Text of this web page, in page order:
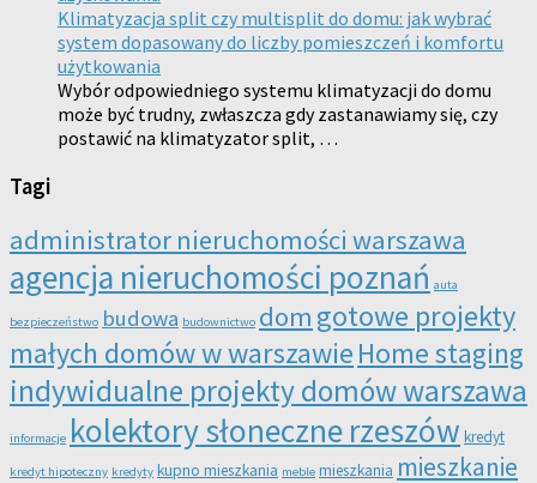
Klimatyzacja split czy multisplit do domu: jak wybrać
system dopasowany do liczby pomieszczeń i komfortu
użytkowania
Wybór odpowiedniego systemu klimatyzacji do domu
może być trudny, zwłaszcza gdy zastanawiamy się, czy
postawić na klimatyzator split, …
Tagi
administrator nieruchomości warszawa
agencja nieruchomości poznań auta
bezpieczeństwo budowa budownictwo dom gotowe projekty
małych domów w warszawie Home staging
indywidualne projekty domów warszawa
informacje kolektory słoneczne rzeszów kredyt
kredyt hipoteczny kredyty kupno mieszkania meble mieszkania mieszkanie